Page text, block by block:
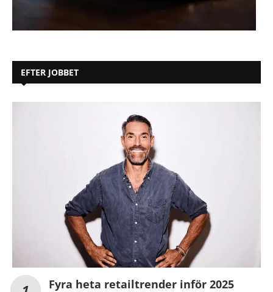
EFTER JOBBET
Fyra heta retailtrender inför 2025